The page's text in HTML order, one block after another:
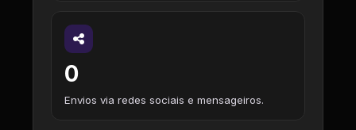
0
Envios via redes sociais e mensageiros.